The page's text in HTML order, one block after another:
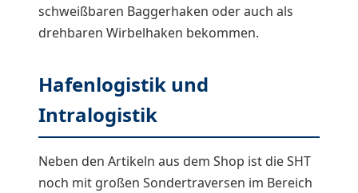
schweißbaren Baggerhaken oder auch als
drehbaren Wirbelhaken bekommen.
Hafenlogistik und
Intralogistik
Neben den Artikeln aus dem Shop ist die SHT
noch mit großen Sondertraversen im Bereich